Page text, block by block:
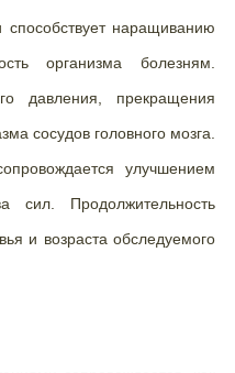
наращиванию
организма болезням.
давления, прекращения
сосудов головного мозга.
улучшением
сил. Продолжительность
и возраста обследуемого